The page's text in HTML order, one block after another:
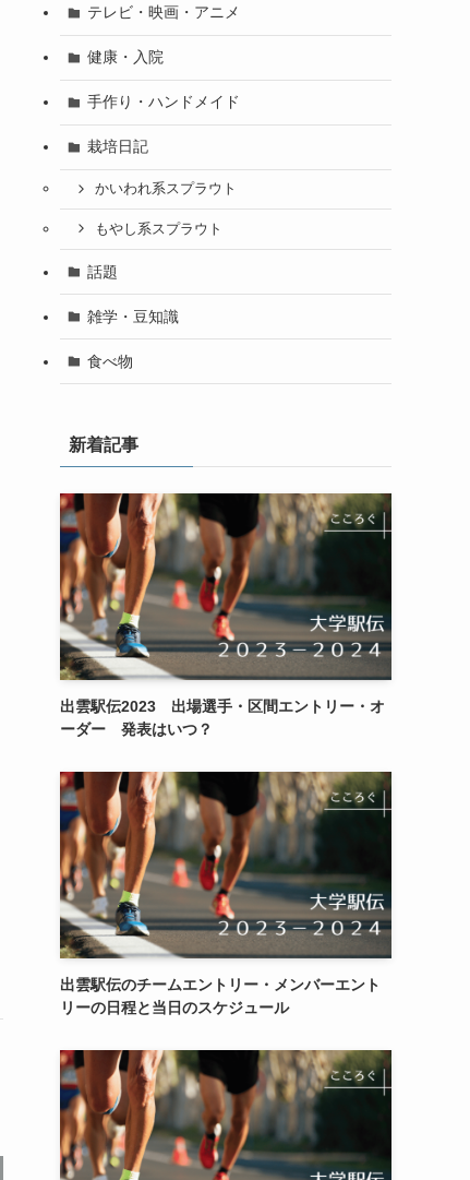
テレビ・映画・アニメ
健康・入院
手作り・ハンドメイド
栽培日記
かいわれ系スプラウト
もやし系スプラウト
話題
雑学・豆知識
食べ物
新着記事
出雲駅伝2023 出場選手・区間エントリー・オ
ーダー 発表はいつ？
出雲駅伝のチームエントリー・メンバーエント
リーの日程と当日のスケジュール